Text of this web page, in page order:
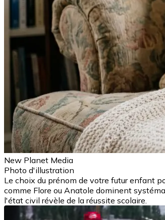
New Planet Media
Photo d'illustration
Le choix du prénom de votre futur enfant
comme Flore ou Anatole dominent
l'état civil révèle de la réussite scolaire.